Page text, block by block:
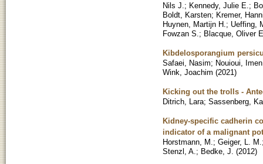
Nils J. ; Kennedy, Julie E. ;
Boldt, Karsten; Kremer,
Huynen, Martijn H. ; Ueffing,
Fowzan S. ; Blacque, Oliver
Kibdelosporangium
Safaei, Nasim; Nouioui, Imen
Wink, Joachim (2021)
Kicking out the trolls -
Ditrich, Lara; Sassenberg,
Kidney-specific cadherin
indicator of a malignant
Horstmann, M. ; Geiger, L. M.
Stenzl, A. ; Bedke, J. (2012)